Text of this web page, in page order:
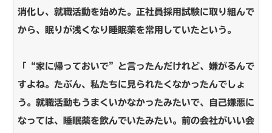
消化し、就職活動を始めた。正社員採用試験に取り組んで
から、眠りが浅くなり睡眠薬を常用していたという。
「“家に帰っておいで”と言ったんだけれど、嫌がるんで
すよね。たぶん、私たちに見られたくなかったんでしょ
う。就職活動もうまくいかなかったみたいで、自己嫌悪に
なっては、睡眠薬を飲んでいたみたい。前の会社がいい会